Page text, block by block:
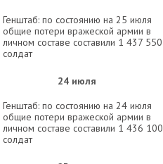
Генштаб: по состоянию на 25 июля
общие потери вражеской армии в
личном составе составили 1 437 550
солдат
24 июля
Генштаб: по состоянию на 24 июля
общие потери вражеской армии в
личном составе составили 1 436 100
солдат